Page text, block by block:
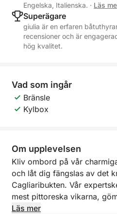
Engelska, Italienska. · Läs
Superägare
giulia är en erfaren
recensioner och är
hög kvalitet.
Vad som ingår
Bränsle
Kylbox
Om upplevelsen
Kliv ombord på vår
och låt dig fängslas av det
Cagliaribukten. Vår
mest pittoreska vikarna,
landskapen, där du kan
Läs mer